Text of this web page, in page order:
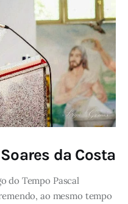
da Costa
do Tempo Pascal
ao mesmo tempo